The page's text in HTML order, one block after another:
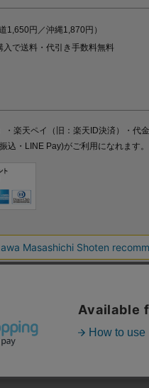
1,650円／沖縄1,870円）
入で送料・代引き手数料無料
楽天ペイ（旧：楽天ID決済）・代金
込・LINE Pay)がご利用になれます。
イバシーポリシー
閲覧履歴・属性情報などの